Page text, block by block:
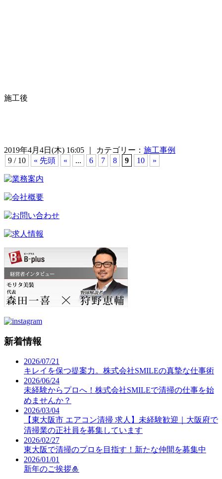
施工後
2019年4月4日(木) 16:05 ｜ カテゴリー： 施工事例
9 / 10
« 先頭 « ... 6 7 8 9 10 »
新着情報
2026/07/21
キレイを保つ提案力。株式会社SMILEの真摯な仕事術
2026/06/24
未経験からプロへ！株式会社SMILEで清掃の仕事を始
めませんか？
2026/03/04
【東大阪市 エアコン清掃 求人】未経験歓迎｜大阪府で
清掃業の正社員を募集しています
2026/02/27
東大阪で清掃のプロを目指す！新たな仲間を募集中
2026/01/01
新年のご挨拶🎍